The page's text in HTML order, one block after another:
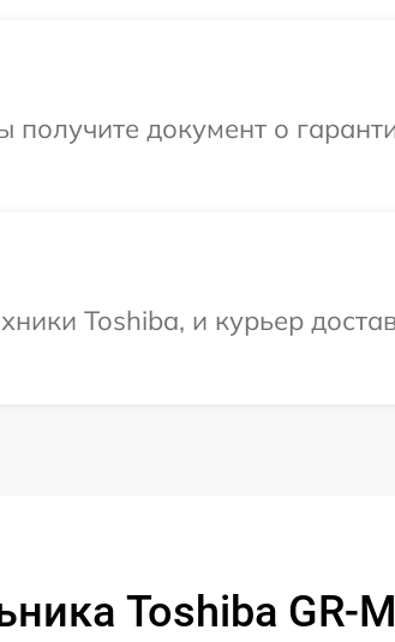
документ о
Toshiba, и курьер
Toshiba GR-